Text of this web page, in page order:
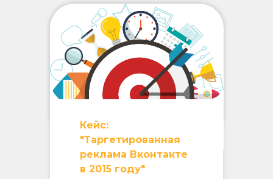
Кейс:
"Таргетированная
реклама Вконтакте
в 2015 году"